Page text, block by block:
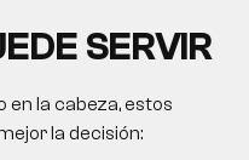
SERVIR
en la cabeza, estos
la decisión: